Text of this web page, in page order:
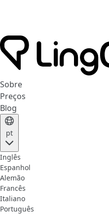
Sobre
Preços
Blog
pt
Inglês
Espanhol
Alemão
Francês
Italiano
Português